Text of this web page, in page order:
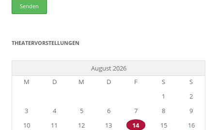
THEATERVORSTELLUNGEN
August 2026
M
D M D F S
S
1
2
3
4 5 6 7 8
9
10
11 12 13 14 15
16